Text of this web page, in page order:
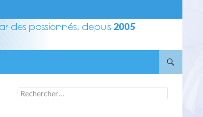
Rechercher :